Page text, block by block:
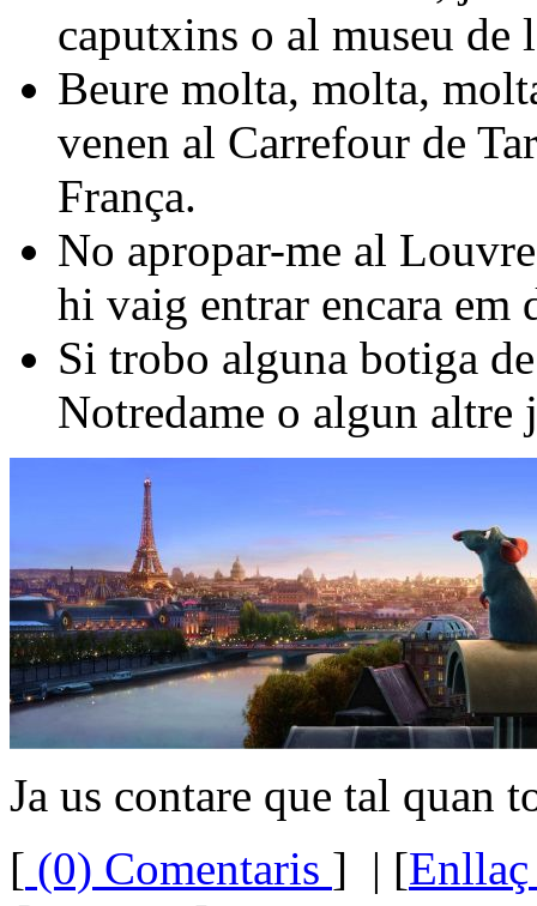
caputxins o al museu de
Beure molta, molta,
venen al Carrefour de
França.
No apropar-me al
hi vaig entrar encara em
Si trobo alguna botiga
Notredame o algun altre
Ja us contare que tal quan
[ (0) Comentaris ] | [Enllaç